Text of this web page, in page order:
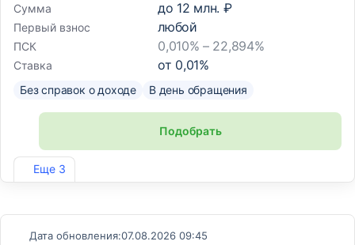
Еще 3
Сумма
до 12 млн. ₽
Первый взнос любой
ПСК 0,010% – 22,894%
Ставка от 0,01%
Без справок о доходе В день обращения
Подобрать
Лиц. №2766
Дата обновления:07.08.2026 09:45